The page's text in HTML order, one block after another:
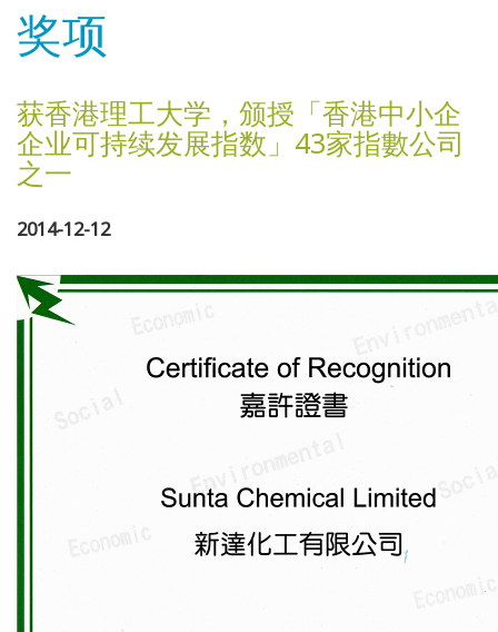
奖项
获香港理工大学，颁授「香港中小企
企业可持续发展指数」43家指數公司
之一
2014-12-12